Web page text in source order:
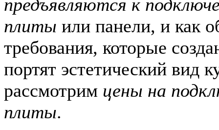
предъявляются к
плиты или панели, и как
требования, которые
портят эстетический вид
рассмотрим цены на
плиты.